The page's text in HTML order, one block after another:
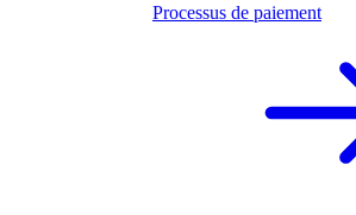
Processus de paiement